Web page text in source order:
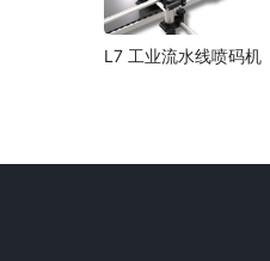
L7 工业流水线喷码机